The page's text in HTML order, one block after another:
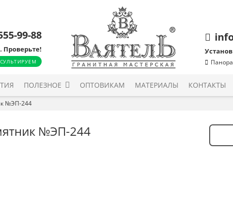
99-88
Проверьте!
ПОЛЕЗНОЕ ОПТОВИКАМ МАТЕРИАЛЫ КОНТАКТЫ
№ЭП-244
№ЭП-244